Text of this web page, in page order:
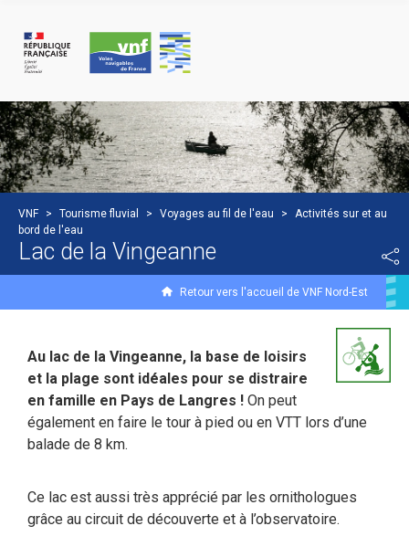
VNF > Tourisme fluvial > Voyages au fil de l'eau >
Activités sur et au
bord de l'eau
Lac de la Vingeanne
Retour vers l'accueil de VNF Nord-Est
Au lac de la Vingeanne, la base de loisirs
et la plage sont idéales pour se distraire
en famille en Pays de Langres ! On peut
également en faire le tour à pied ou en VTT lors d’une
balade de 8 km.
Ce lac est aussi très apprécié par les ornithologues
grâce au circuit de découverte et à l’observatoire.